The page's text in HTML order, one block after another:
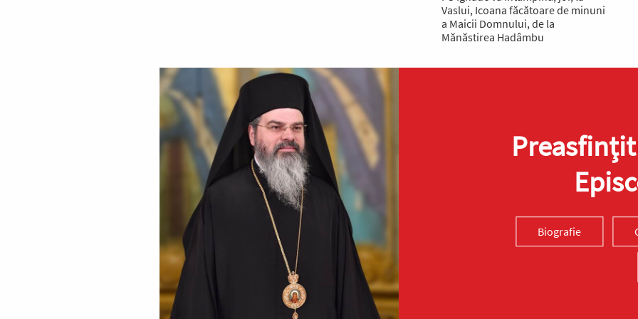
Vaslui, Icoana făcătoare de minuni
a Maicii Domnului, de la
Mănăstirea Hadâmbu
Biografie